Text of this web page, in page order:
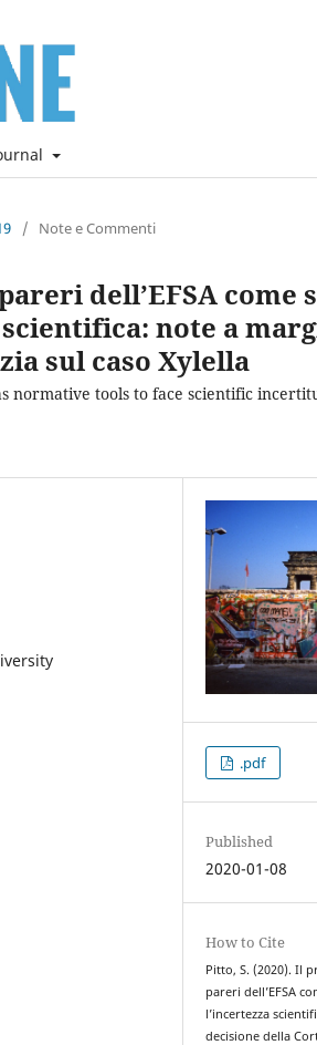
/ Note e Commenti
dell’EFSA come
note a
sul caso Xylella
normative tools to face scientific
.pdf
Published
2020-01-08
How to Cite
Pitto, S. (2020). Il
pareri dell’EFSA
l’incertezza
decisione della